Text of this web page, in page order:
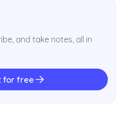
and take notes, all in
for free